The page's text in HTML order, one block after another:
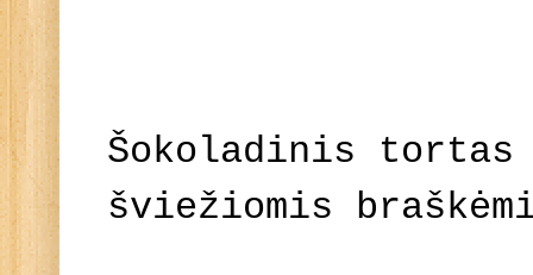
Šokoladinis
šviežiomis